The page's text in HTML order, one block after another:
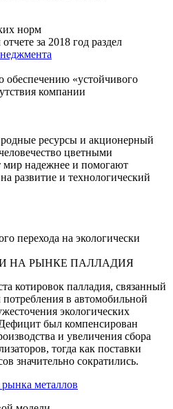
норм
за 2018 год раздел
обеспечению «устойчивого
компании
ресурсы и акционерный
цветными
мир надежнее и помогают
развитие и технологический
перехода на экологически
НА РЫНКЕ ПАЛЛАДИЯ
котировок палладия, связанный
в автомобильной
экологических
был компенсирован
и увеличения сбора
тогда как поставки
значительно сократились.
металлов